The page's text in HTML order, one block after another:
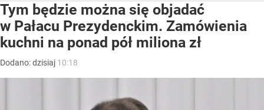
Tym będzie można się objadać
w Pałacu Prezydenckim. Zamówienia
kuchni na ponad pół miliona zł
Dodano:dzisiaj 10:18